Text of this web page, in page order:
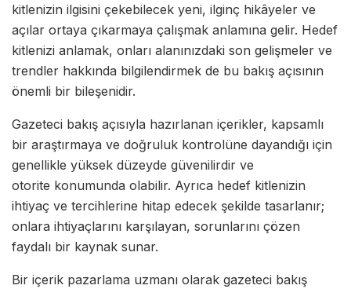
kitlenizin ilgisini çekebilecek yeni, ilginç hikâyeler ve
açılar ortaya çıkarmaya çalışmak anlamına gelir. Hedef
kitlenizi anlamak, onları alanınızdaki son gelişmeler ve
trendler hakkında bilgilendirmek de bu bakış açısının
önemli bir bileşenidir.
Gazeteci bakış açısıyla hazırlanan içerikler, kapsamlı
bir araştırmaya ve doğruluk kontrolüne dayandığı için
genellikle yüksek düzeyde güvenilirdir ve
otorite konumunda olabilir. Ayrıca hedef kitlenizin
ihtiyaç ve tercihlerine hitap edecek şekilde tasarlanır;
onlara ihtiyaçlarını karşılayan, sorunlarını çözen
faydalı bir kaynak sunar.
Bir içerik pazarlama uzmanı olarak gazeteci bakış